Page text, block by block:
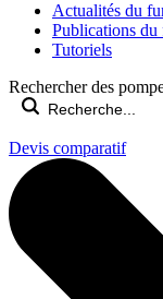
Actualités du
Publications du
Tutoriels
Rechercher des
Devis comparatif